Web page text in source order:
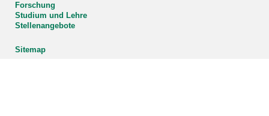
Forschung
Studium und Lehre
Stellenangebote
Sitemap